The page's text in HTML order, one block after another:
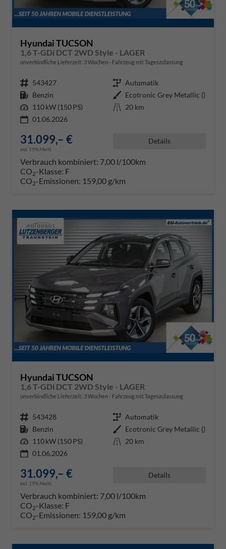
Hyundai TUCSON
1,6 T-GDi DCT 2WD Style - LAGER
unverbindliche Lieferzeit: 3 Wochen Fahrzeug mit Tageszulassung
Fahrzeugnr. 543427 Getriebe Automatik
Kraftstoff Benzin Außenfarbe Ecotronic Grey Metallic ()
Leistung 110 kW (150 PS) Kilometerstand 20 km
01.06.2026
31.099,– €
incl. 19% MwSt.
Details
Verbrauch kombiniert: 7,00 l/100km
CO2-Klasse: F
CO2-Emissionen: 159,00 g/km
Hyundai TUCSON
1,6 T-GDi DCT 2WD Style - LAGER
unverbindliche Lieferzeit: 3 Wochen Fahrzeug mit Tageszulassung
Fahrzeugnr. 543428 Getriebe Automatik
Kraftstoff Benzin Außenfarbe Ecotronic Grey Metallic ()
Leistung 110 kW (150 PS) Kilometerstand 20 km
01.06.2026
31.099,– €
incl. 19% MwSt.
Details
Verbrauch kombiniert: 7,00 l/100km
CO2-Klasse: F
CO2-Emissionen: 159,00 g/km